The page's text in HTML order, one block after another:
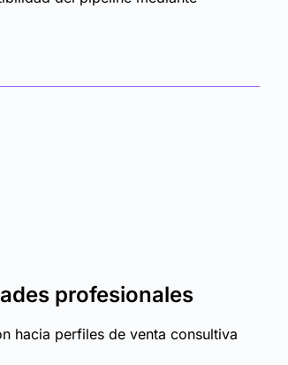
profesionales
hacia perfiles de venta consultiva